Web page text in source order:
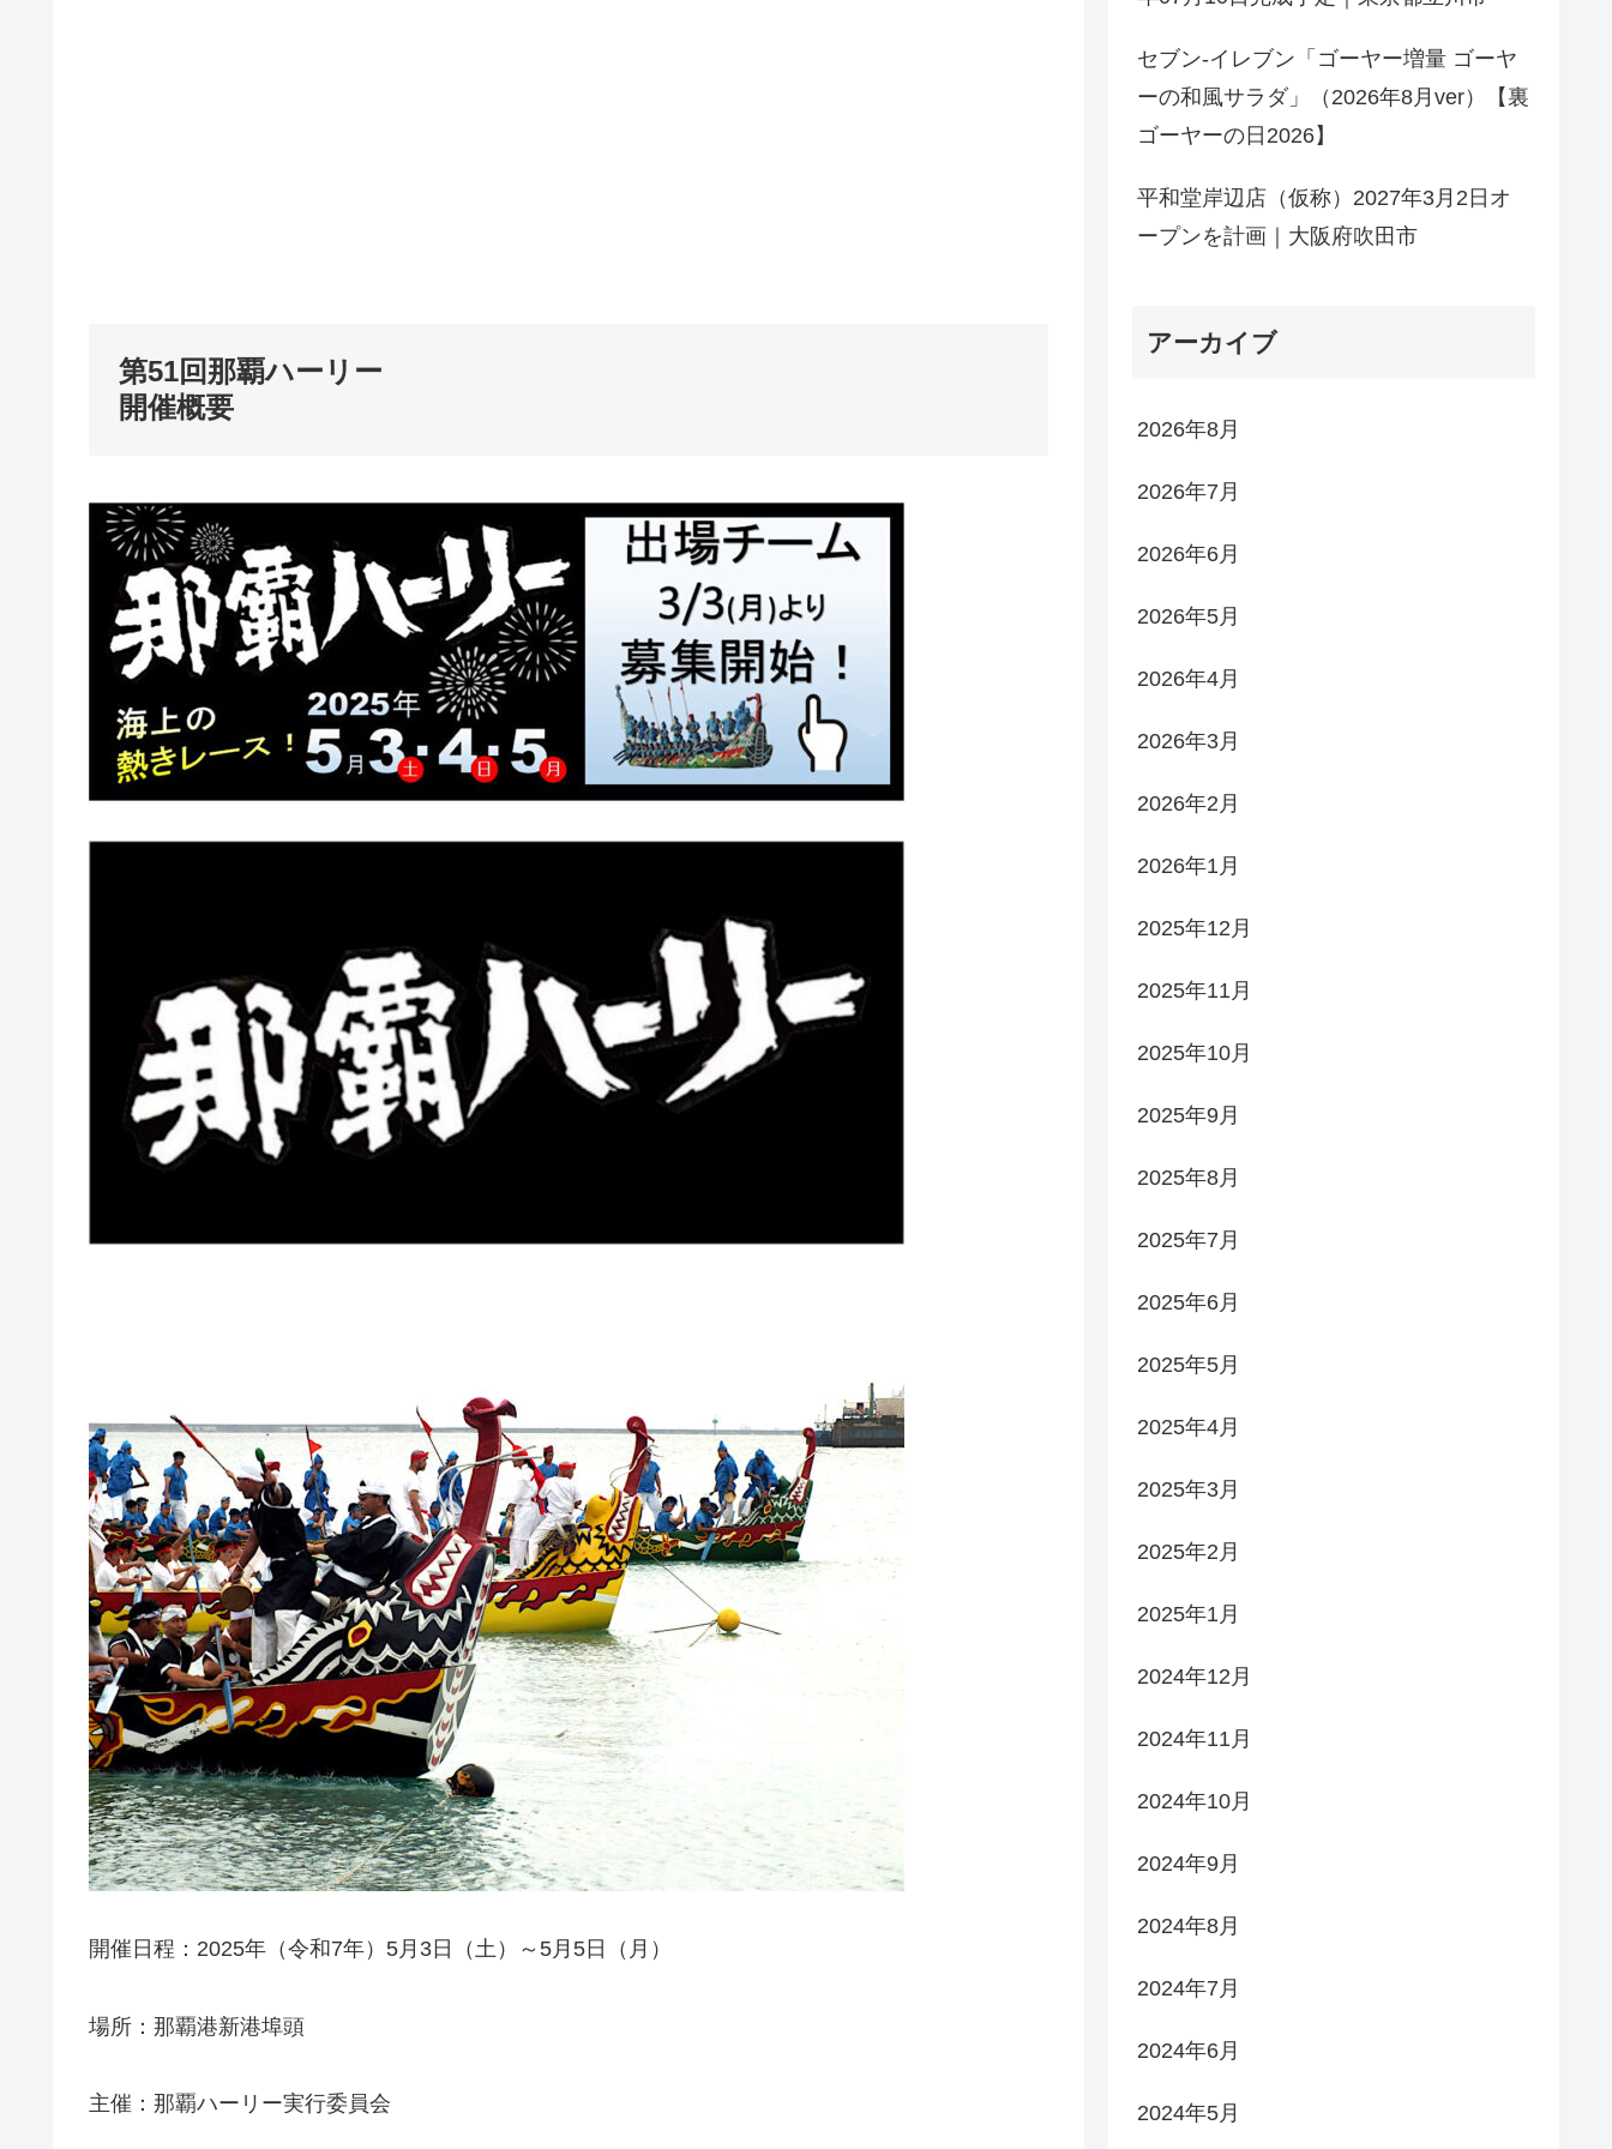
第51回那覇ハーリー
開催概要
開催日程：2025年（令和7年）5月3日（土）～5月5日（月）
場所：那覇港新港埠頭
主催：那覇ハーリー実行委員会
セブン-イレブン「ゴーヤー増量 ゴーヤ
ーの和風サラダ」（2026年8月ver）【裏
ゴーヤーの日2026】
平和堂岸辺店（仮称）2027年3月2日オ
ープンを計画｜大阪府吹田市
アーカイブ
2026年8月
2026年7月
2026年6月
2026年5月
2026年4月
2026年3月
2026年2月
2026年1月
2025年12月
2025年11月
2025年10月
2025年9月
2025年8月
2025年7月
2025年6月
2025年5月
2025年4月
2025年3月
2025年2月
2025年1月
2024年12月
2024年11月
2024年10月
2024年9月
2024年8月
2024年7月
2024年6月
2024年5月